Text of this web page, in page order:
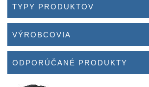
TYPY PRODUKTOV
VÝROBCOVIA
ODPORÚČANÉ PRODUKTY